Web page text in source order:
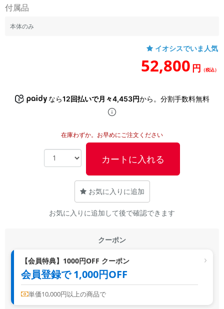
付属品
本体のみ
イオシスでいま人気
52,800円 （税込）
なら12回払いで月々4,453円から。分割手数料無料
在庫わずか。お早めにご注文ください
カートに入れる
お気に入りに追加
お気に入りに追加して後で確認できます
クーポン
【会員特典】1000円OFF クーポン
会員登録で 1,000円OFF
単価10,000円以上の商品で
ランク
「新品」「未使用」「中古」など
メモリ
~
~
発売日